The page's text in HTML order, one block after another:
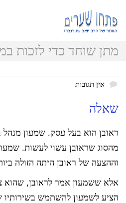
מתן שוחד כדי לזכות
אין תגובות
שאלה
ראובן הוא בעל עסק. שמעון
מהסוג שראובן עשוי לעשות.
וההצעה של ראובן היתה הזולה
אלא ששמעון אמר לראובן, שהוא
הציע לשמעון להשתמש בשירותיו